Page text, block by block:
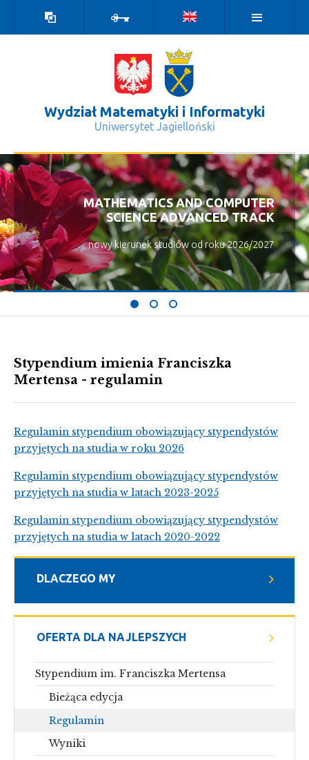
kontrastowa
Wydział Matematyki i Informatyki
Uniwersytet Jagielloński
Regulamin - Wydział Matematyki i
MATHEMATICS AND COMPUTER
SCIENCE ADVANCED TRACK
nowy kierunek studiów od roku 2026/2027
DLACZEGO MY
OFERTA DLA NAJLEPSZYCH
Stypendium im. Franciszka Mertensa
Bieżąca edycja
Regulamin
Wyniki
Stypendium imienia Franciszka
Mertensa - regulamin
Regulamin stypendium obowiązujący stypendystów
przyjętych na studia w roku 2026
Regulamin stypendium obowiązujący stypendystów
przyjętych na studia w latach 2023-2025
Regulamin stypendium obowiązujący stypendystów
przyjętych na studia w latach 2020-2022